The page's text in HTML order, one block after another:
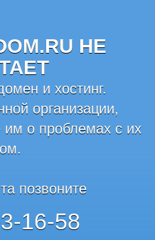
НЕ
и хостинг.
организации,
им о проблемах с их
позвоните
16-58